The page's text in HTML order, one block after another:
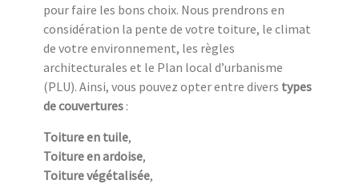
pour faire les bons choix. Nous prendrons en
considération la pente de votre toiture, le climat
de votre environnement, les règles
architecturales et le Plan local d’urbanisme
(PLU). Ainsi, vous pouvez opter entre divers types
de couvertures :
Toiture en tuile,
Toiture en ardoise,
Toiture végétalisée,